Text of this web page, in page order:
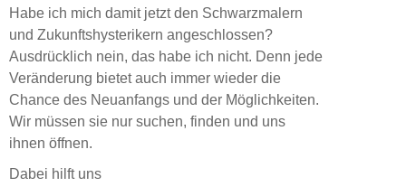
Habe ich mich damit jetzt den Schwarzmalern
und Zukunftshysterikern angeschlossen?
Ausdrücklich nein, das habe ich nicht. Denn jede
Veränderung bietet auch immer wieder die
Chance des Neuanfangs und der Möglichkeiten.
Wir müssen sie nur suchen, finden und uns
ihnen öffnen.
Dabei hilft uns